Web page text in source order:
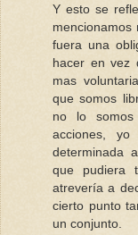
Y esto se
mencionamos
fuera una
hacer en vez
mas
que somos
no lo somos
acciones,
determinada
que pudiera
atrevería a
cierto punto
un conjunto.